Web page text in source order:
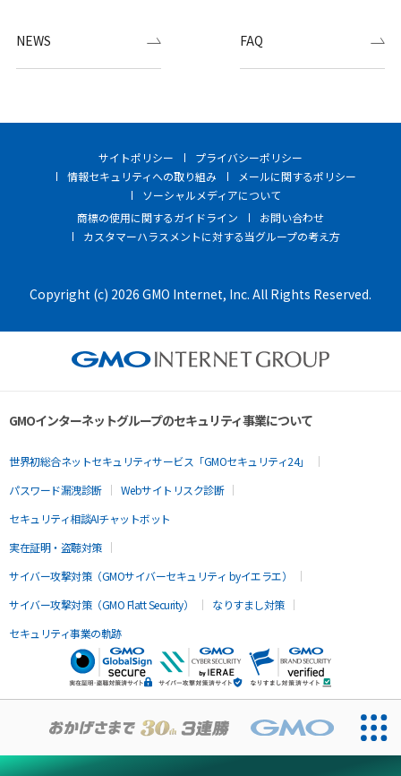
NEWS FAQ
サイトポリシー
プライバシーポリシー
情報セキュリティへの取り組み
メールに関するポリシー
ソーシャルメディアについて
商標の使用に関するガイドライン
お問い合わせ
カスタマーハラスメントに対する当グループの考え方
Copyright (c) 2026 GMO Internet, Inc. All Rights Reserved.
GMOインターネットグループのセキュリティ事業について
世界初総合ネットセキュリティサービス「GMOセキュリティ24」
パスワード漏洩診断
Webサイトリスク診断
セキュリティ相談AIチャットボット
実在証明・盗聴対策
サイバー攻撃対策（GMOサイバーセキュリティ byイエラエ）
サイバー攻撃対策（GMO Flatt Security）
なりすまし対策
セキュリティ事業の軌跡